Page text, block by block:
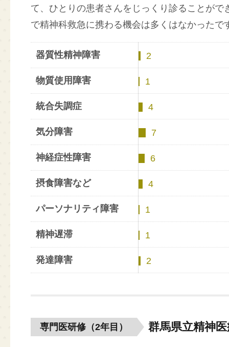
て、ひとりの患者さんをじっくり診ることがで
で精神科救急に携わる機会は多くはなかったで
器質性精神障害 2
物質使用障害 1
統合失調症 4
気分障害 7
神経症性障害 6
摂食障害など 4
パーソナリティ障害 1
精神遅滞 1
発達障害 2
専門医研修（2年目） 群馬県立精神